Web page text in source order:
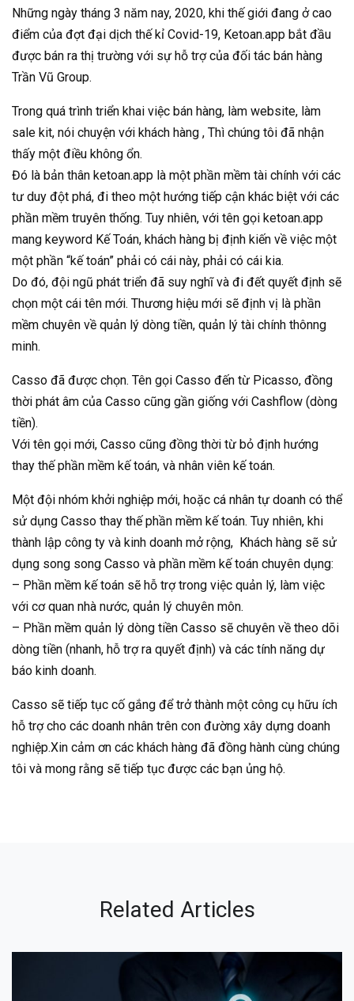
Những ngày tháng 3 năm nay, 2020, khi thế giới đang ở cao
điểm của đợt đại dịch thế kỉ Covid-19, Ketoan.app bắt đầu
được bán ra thị trường với sự hỗ trợ của đối tác bán hàng
Trần Vũ Group.
Trong quá trình triển khai việc bán hàng, làm website, làm
sale kit, nói chuyện với khách hàng , Thì chúng tôi đã nhận
thấy một điều không ổn.
Đó là bản thân ketoan.app là một phần mềm tài chính với các
tư duy đột phá, đi theo một hướng tiếp cận khác biệt với các
phần mềm truyên thống. Tuy nhiên, với tên gọi ketoan.app
mang keyword Kế Toán, khách hàng bị định kiến về việc một
một phần “kế toán” phải có cái này, phải có cái kia.
Do đó, đội ngũ phát triển đã suy nghĩ và đi đết quyết định sẽ
chọn một cái tên mới. Thương hiệu mới sẽ định vị là phần
mềm chuyên về quản lý dòng tiền, quản lý tài chính thônng
minh.
Casso đã được chọn. Tên gọi Casso đến từ Picasso, đồng
thời phát âm của Casso cũng gần giống với Cashflow (dòng
tiền).
Với tên gọi mới, Casso cũng đồng thời từ bỏ định hướng
thay thế phần mềm kế toán, và nhân viên kế toán.
Một đội nhóm khởi nghiệp mới, hoặc cá nhân tự doanh có thể
sử dụng Casso thay thế phần mềm kế toán. Tuy nhiên, khi
thành lập công ty và kinh doanh mở rộng, Khách hàng sẽ sử
dụng song song Casso và phần mềm kế toán chuyên dụng:
– Phần mềm kế toán sẽ hỗ trợ trong việc quản lý, làm việc
với cơ quan nhà nước, quản lý chuyên môn.
– Phần mềm quản lý dòng tiền Casso sẽ chuyên về theo dõi
dòng tiền (nhanh, hỗ trợ ra quyết định) và các tính năng dự
báo kinh doanh.
Casso sẽ tiếp tục cố gắng để trở thành một công cụ hữu ích
hỗ trợ cho các doanh nhân trên con đường xây dựng doanh
nghiệp.Xin cảm ơn các khách hàng đã đồng hành cùng chúng
tôi và mong rằng sẽ tiếp tục được các bạn ủng hộ.
Related Articles